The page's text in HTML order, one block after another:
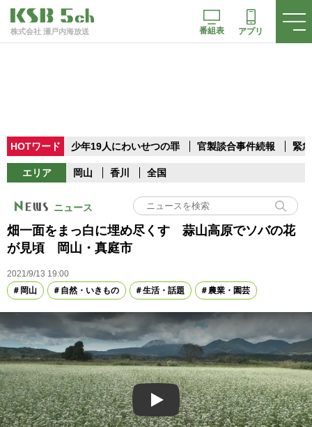
株式会社 瀬戸内海放送 番組表 アプリ
HOTワード 少年19人にわいせつの罪 官製談合事件続報 緊
エリア 岡山 香川 全国
ニュース
畑一面をまっ白に埋め尽くす 蒜山高原でソバの花
が見頃 岡山・真庭市
2021/9/13 19:00
岡山
自然・いきもの 生活・話題 農業・園芸
Play